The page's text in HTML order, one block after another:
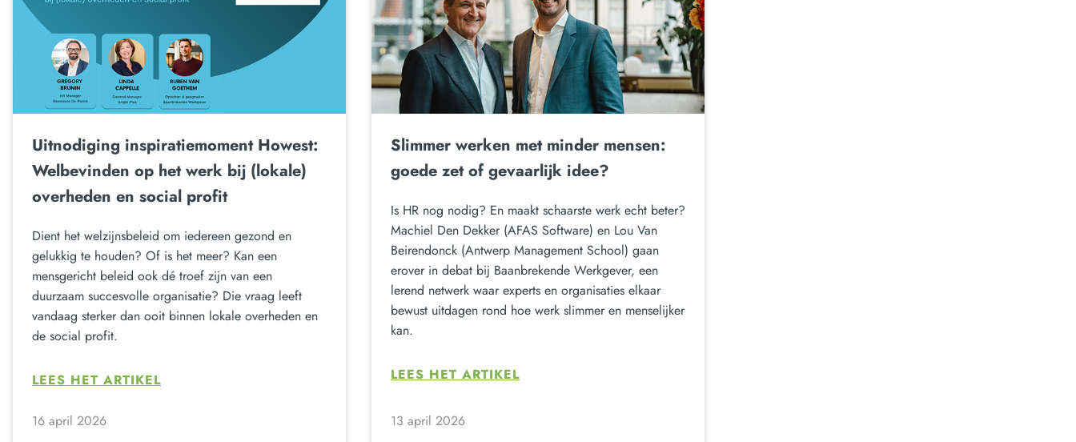
Uitnodiging inspiratiemoment Howest:
Welbevinden op het werk bij (lokale)
overheden en social profit
Dient het welzijnsbeleid om iedereen gezond en
gelukkig te houden? Of is het meer? Kan een
mensgericht beleid ook dé troef zijn van een
duurzaam succesvolle organisatie? Die vraag leeft
vandaag sterker dan ooit binnen lokale overheden en
de social profit.
LEES HET ARTIKEL
16 april 2026
Slimmer werken met minder mensen:
goede zet of gevaarlijk idee?
Is HR nog nodig? En maakt schaarste werk echt beter?
Machiel Den Dekker (AFAS Software) en Lou Van
Beirendonck (Antwerp Management School) gaan
erover in debat bij Baanbrekende Werkgever, een
lerend netwerk waar experts en organisaties elkaar
bewust uitdagen rond hoe werk slimmer en menselijker
kan.
LEES HET ARTIKEL
13 april 2026